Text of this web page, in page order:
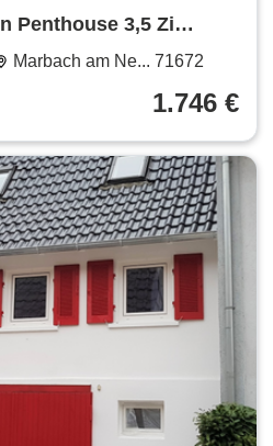
Penthouse 3,5 Zi
großer Terrasse in
Marbach am Ne... 71672
1.746 €